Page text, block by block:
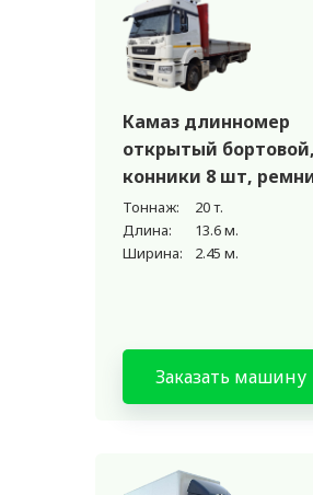
Камаз длинномер
открытый бортовой,
конники 8 шт,
Тоннаж:
20 т.
Длина:
13.6 м.
Ширина:
2.45 м.
Заказать машину